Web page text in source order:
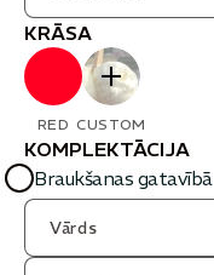
KRĀSA
RED CUSTOM
KOMPLEKTĀCIJA
Braukšanas gatavībā